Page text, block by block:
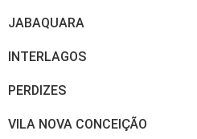
JABAQUARA
INTERLAGOS
PERDIZES
VILA NOVA CONCEIÇÃO